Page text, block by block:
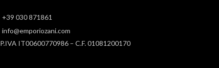
+39 030 871861
info@emporiozani.com
P.IVA IT00600770986 – C.F. 01081200170